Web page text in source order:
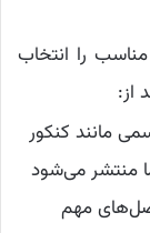
را انتخاب
از:
مانند کنکور
منتشر می‌شود
مهم